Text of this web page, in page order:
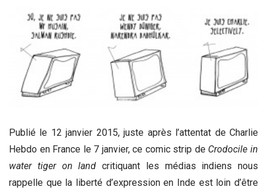
Publié le 12 janvier 2015, juste après l’attentat de Charlie
Hebdo en France le 7 janvier, ce comic strip de Crodocile in
water tiger on land critiquant les médias indiens nous
rappelle que la liberté d’expression en Inde est loin d’être